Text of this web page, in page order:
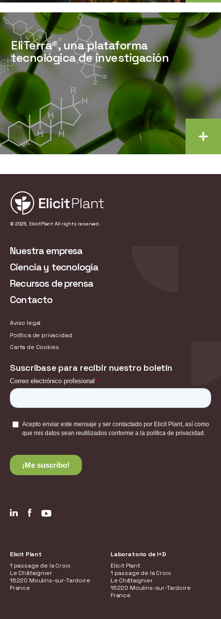
EliTerra®, una plataforma
tecnológica de investigación
© 2026, ElicitPlant All rights reserved.
Nuestra empresa
Ciencia y tecnología
Recursos de prensa
Contacto
Aviso legal
Política de privacidad
Carta de Cookies
Suscríbase para recibir nuestro boletín
Elicit Plant
1 passage de la Croix
Le Châtaignier
16220 Moulins-sur-Tardoire
France
Laboratorio de I+D
Elicit Plant
1 passage de la Croix
Le Châtaignier
16220 Moulins-sur-Tardoire
France